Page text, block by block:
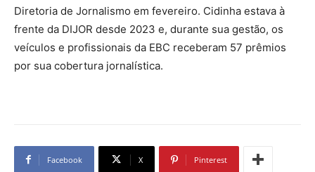
Diretoria de Jornalismo em fevereiro. Cidinha estava à
frente da DIJOR desde 2023 e, durante sua gestão, os
veículos e profissionais da EBC receberam 57 prêmios
por sua cobertura jornalística.
Facebook X Pinterest